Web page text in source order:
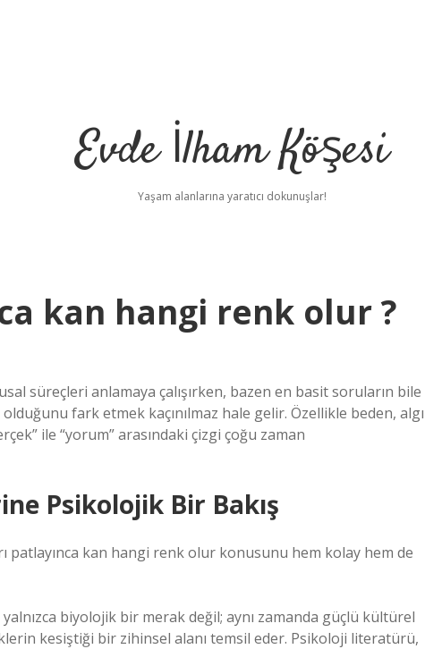
Evde İlham Köşesi
Yaşam alanlarına yaratıcı dokunuşlar!
kan hangi renk olur ?
süreçleri anlamaya çalışırken, bazen en basit soruların bile
fark etmek kaçınılmaz hale gelir. Özellikle beden, algı
ile “yorum” arasındaki çizgi çoğu zaman
Psikolojik Bir Bakış
patlayınca kan hangi renk olur konusunu hem kolay hem de
yalnızca biyolojik bir merak değil; aynı zamanda güçlü kültürel
kesiştiği bir zihinsel alanı temsil eder. Psikoloji literatürü,